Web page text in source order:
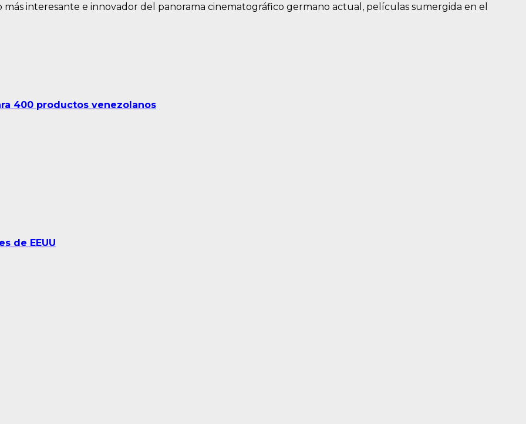
interesante e innovador del panorama cinematográfico germano actual, películas sumergida en el
400 productos venezolanos
de EEUU